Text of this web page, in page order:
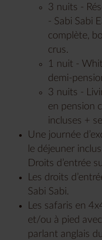
3 nuits -
- Sabi Sabi
complète,
crus.
1 nuit -
demi-
3 nuits -
en pension
incluses +
Une journée
le déjeuner
Droits d’entrée
Les droits
Sabi Sabi.
Les safaris en
et/ou à pied
parlant anglais